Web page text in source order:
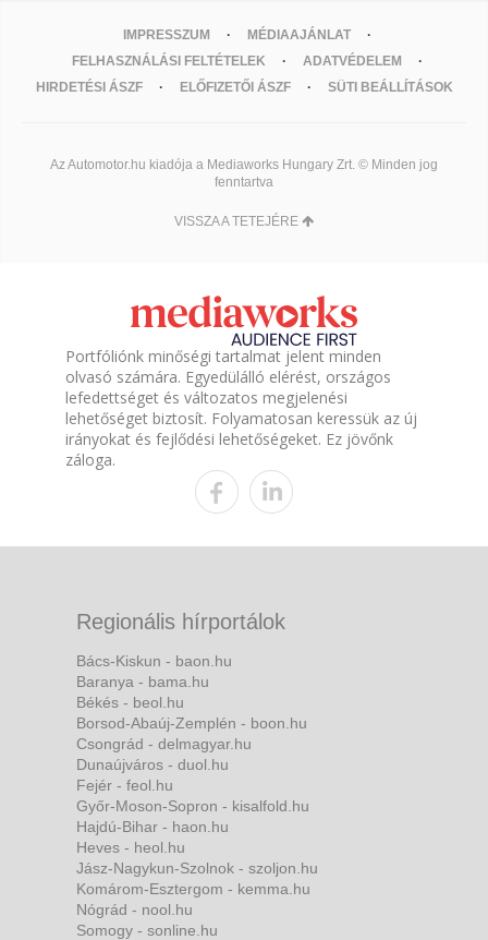
IMPRESSZUM
MÉDIAAJÁNLAT
FELHASZNÁLÁSI FELTÉTELEK
ADATVÉDELEM
HIRDETÉSI ÁSZF
ELŐFIZETŐI ÁSZF SÜTI BEÁLLÍTÁSOK
Az Automotor.hu kiadója a Mediaworks Hungary Zrt. © Minden jog
fenntartva
VISSZA A TETEJÉRE
Portfóliónk minőségi tartalmat jelent minden
olvasó számára. Egyedülálló elérést, országos
lefedettséget és változatos megjelenési
lehetőséget biztosít. Folyamatosan keressük az új
irányokat és fejlődési lehetőségeket. Ez jövőnk
záloga.
Regionális hírportálok
Bács-Kiskun - baon.hu
Baranya - bama.hu
Békés - beol.hu
Borsod-Abaúj-Zemplén - boon.hu
Csongrád - delmagyar.hu
Dunaújváros - duol.hu
Fejér - feol.hu
Győr-Moson-Sopron - kisalfold.hu
Hajdú-Bihar - haon.hu
Heves - heol.hu
Jász-Nagykun-Szolnok - szoljon.hu
Komárom-Esztergom - kemma.hu
Nógrád - nool.hu
Somogy - sonline.hu